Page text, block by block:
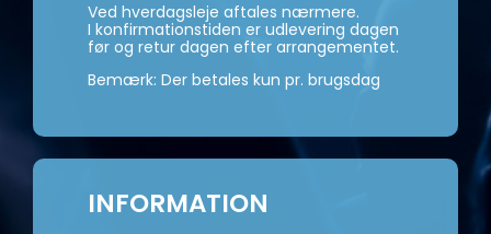
Ved hverdagsleje aftales nærmere.
I konfirmationstiden er udlevering dagen
før og retur dagen efter arrangementet.
Bemærk: Der betales kun pr. brugsdag
INFORMATION